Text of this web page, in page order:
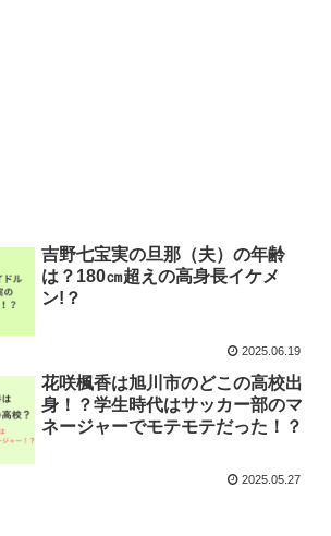
吉野七宝実の旦那（夫）の年齢
は？180㎝超えの高身長イケメ
ン!？
2025.06.19
花咲楓香は旭川市のどこの高校出
身！？学生時代はサッカー部のマ
ネージャーでモテモテだった！？
2025.05.27